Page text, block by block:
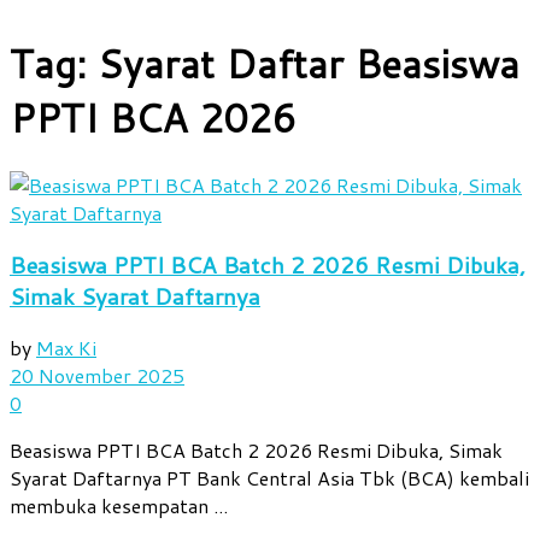
Tag: Syarat Daftar Beasiswa
PPTI BCA 2026
Beasiswa PPTI BCA Batch 2 2026 Resmi Dibuka,
Simak Syarat Daftarnya
by Max Ki
20 November 2025
0
Beasiswa PPTI BCA Batch 2 2026 Resmi Dibuka, Simak
Syarat Daftarnya PT Bank Central Asia Tbk (BCA) kembali
membuka kesempatan ...